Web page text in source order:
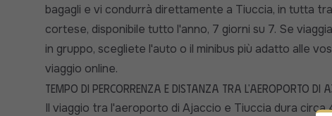
bagagli e vi condurrà direttamente a Tiuccia, in tutta
cortese, disponibile tutto l'anno, 7 giorni su 7. Se
in gruppo, scegliete l'auto o il minibus più adatto alle
viaggio online.
Tempo di percorrenza e distanza tra l'aeroporto di
Il viaggio tra l'aeroporto di Ajaccio e Tiuccia dura